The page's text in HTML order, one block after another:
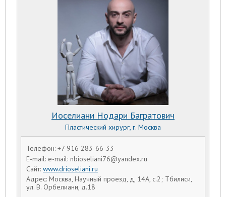
Телефон: +7 916 283-66-33
E-mail: e-mail: nbioseliani76@yandex.ru
Сайт: www.drioseliani.ru
Адрес: Москва, Научный проезд, д, 14А, с.2; Тбилиси,
ул. В. Орбелиани, д.18
Иоселиани Нодари Багратович
Пластический хирург, г. Москва